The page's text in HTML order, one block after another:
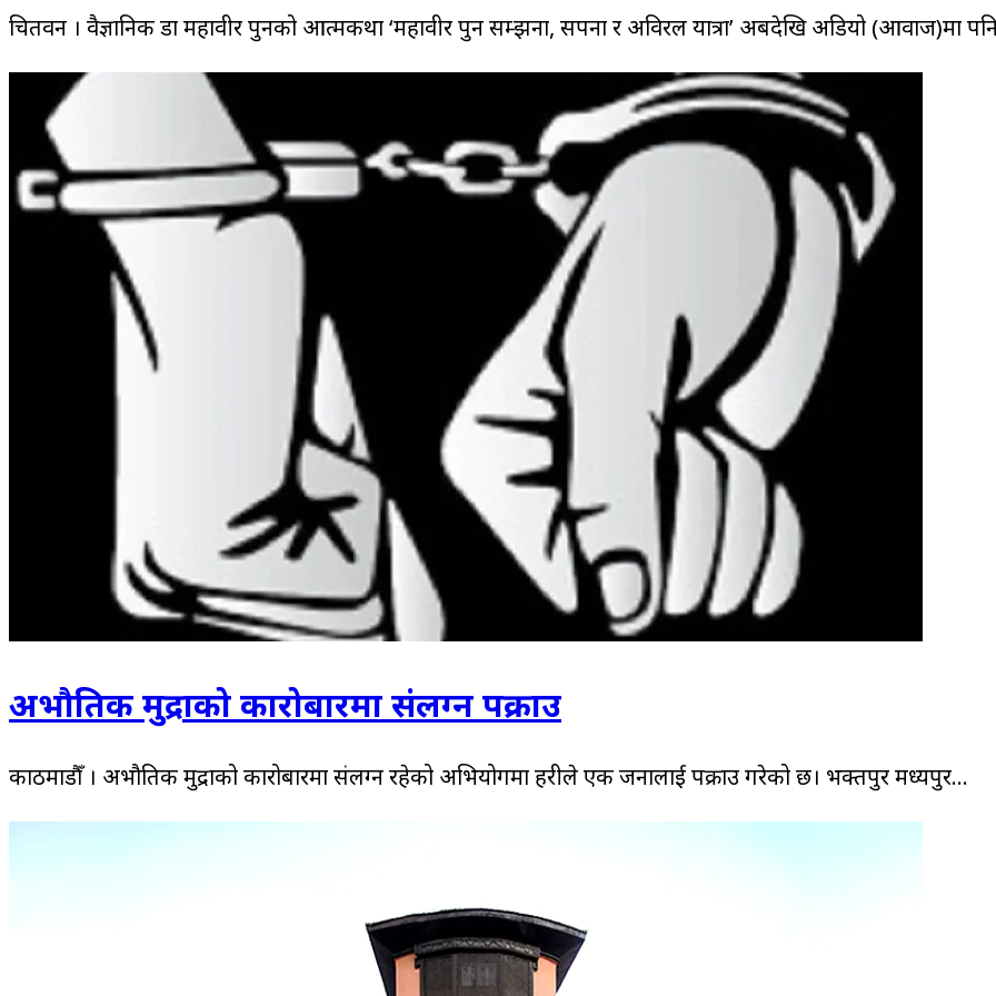
चितवन । वैज्ञानिक डा महावीर पुनको आत्मकथा ‘महावीर पुन सम्झना, सपना र अविरल यात्रा’ अबदेखि अडियो (आवाज)मा
अभौतिक मुद्राको कारोबारमा संलग्न पक्राउ
काठमाडौँ । अभौतिक मुद्राको कारोबारमा संलग्न रहेको अभियोगमा प्रहरीले एक जनालाई पक्राउ गरेको छ। भक्तपुर मध्यपुर...